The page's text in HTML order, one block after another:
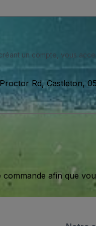
un compte, vous
Rd, Castleton,
afin que